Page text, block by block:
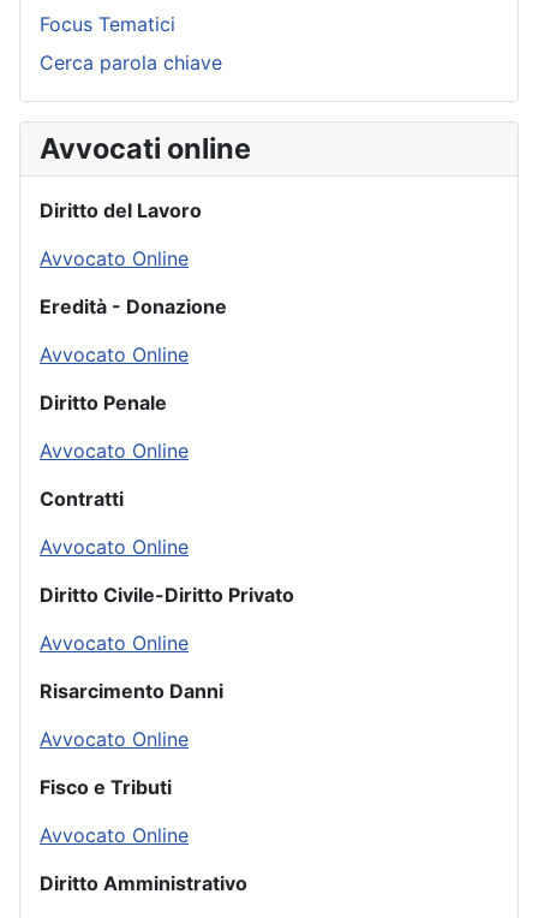
Focus Tematici
Cerca parola chiave
Avvocati online
Diritto del Lavoro
Avvocato Online
Eredità - Donazione
Avvocato Online
Diritto Penale
Avvocato Online
Contratti
Avvocato Online
Diritto Civile-Diritto Privato
Avvocato Online
Risarcimento Danni
Avvocato Online
Fisco e Tributi
Avvocato Online
Diritto Amministrativo